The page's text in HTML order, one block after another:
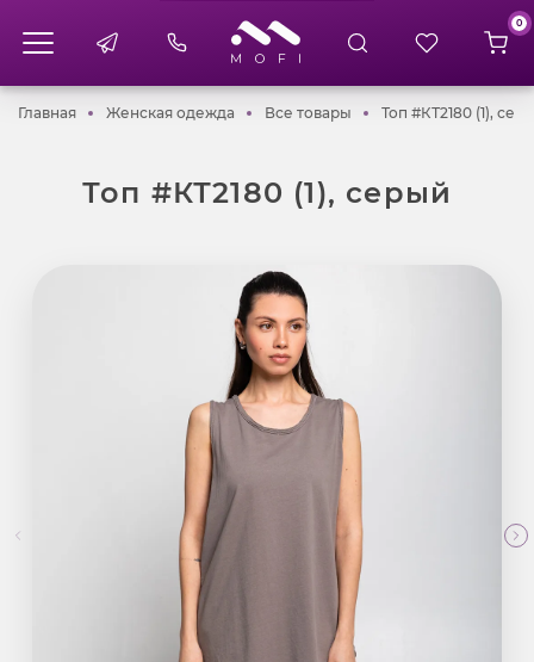
0
ГлавнаяГлавнаяЖенская одежда Женская одежда
Все товары Все товары
Топ #КТ2180 (1),
Топ #КТ2180 (1), серый